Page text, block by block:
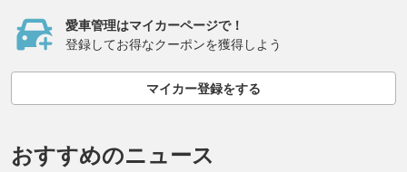
愛車管理はマイカーページで！
登録してお得なクーポンを獲得しよう
マイカー登録をする
おすすめのニュース